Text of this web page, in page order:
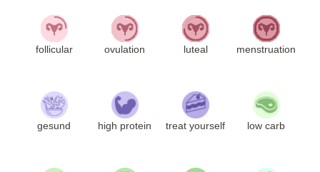
follicular ovulation luteal menstruation
gesund high protein treat yourself low carb